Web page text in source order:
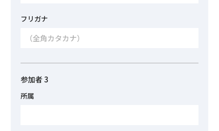
フリガナ
参加者 3
所属